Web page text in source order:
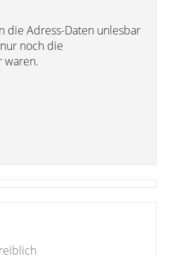
die Adress-Daten unlesbar
noch die
waren.